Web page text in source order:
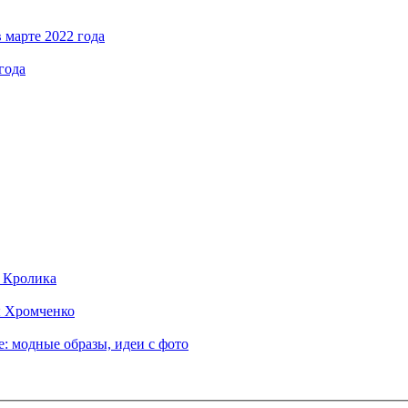
2022 года
Кролика
Хромченко
модные образы, идеи с фото